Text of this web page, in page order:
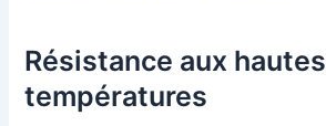
Résistance aux hautes
températures